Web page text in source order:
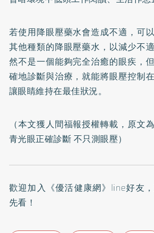
若使用降眼壓藥水會造成不適，可
其他種類的降眼壓藥水，以減少不
然不是一個能夠完全治癒的眼疾，
確地診斷與治療，就能將眼壓控制
讓眼睛維持在最佳狀況。
（本文獲人間福報授權轉載，原文為
青光眼正確診斷 不只測眼壓）
歡迎加入 《優活健康網》line好友
先看！